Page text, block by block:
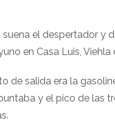
el despertador
en Casa Luis,
de salida era la
y el pico de las